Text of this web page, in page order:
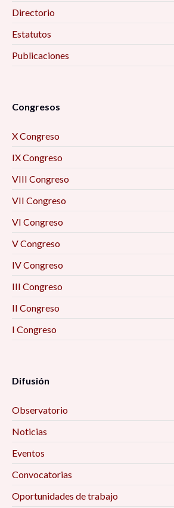
Directorio
Estatutos
Publicaciones
Congresos
X Congreso
IX Congreso
VIII Congreso
VII Congreso
VI Congreso
V Congreso
IV Congreso
III Congreso
II Congreso
I Congreso
Difusión
Observatorio
Noticias
Eventos
Convocatorias
Oportunidades de trabajo